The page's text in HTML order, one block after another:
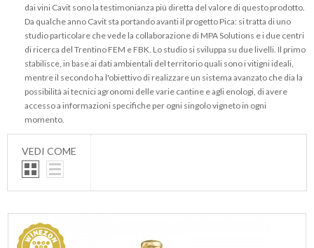
dai vini Cavit sono la testimonianza più diretta del valore di questo prodotto.
Da qualche anno Cavit sta portando avanti il progetto Pica: si tratta di uno
studio particolare che vede la collaborazione di MPA Solutions e i due centri
di ricerca del Trentino FEM e FBK. Lo studio si sviluppa su due livelli. Il primo
stabilisce, in base ai dati ambientali del territorio quali sono i vitigni ideali,
mentre il secondo ha l'obiettivo di realizzare un sistema avanzato che dia la
possibilità ai tecnici agronomi delle varie cantine e agli enologi, di avere
accesso a informazioni specifiche per ogni singolo vigneto in ogni
momento.
VEDI COME